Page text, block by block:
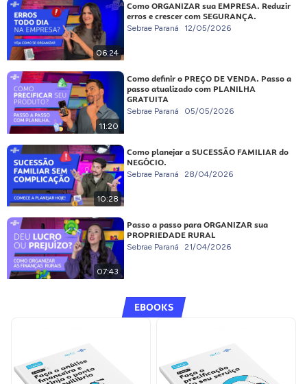
06:24
Como ORGANIZAR sua EMPRESA. Reduzir
erros e crescer com SEGURANÇA.
Sebrae Paraná 12/05/2026
11:20
Como definir o PREÇO DE VENDA. Passo a
passo atualizado com PLANILHA
GRATUITA
Sebrae Paraná 05/05/2026
10:28
Como planejar a SUCESSÃO FAMILIAR do
NEGÓCIO.
Sebrae Paraná 28/04/2026
07:43
Passo a passo para ORGANIZAR sua
PROPRIEDADE RURAL
Sebrae Paraná 21/04/2026
EBOOKS